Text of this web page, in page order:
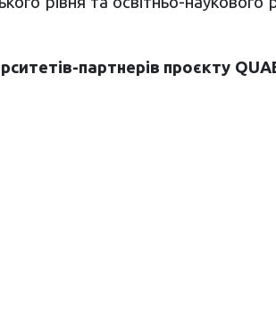
партнерів проєкту